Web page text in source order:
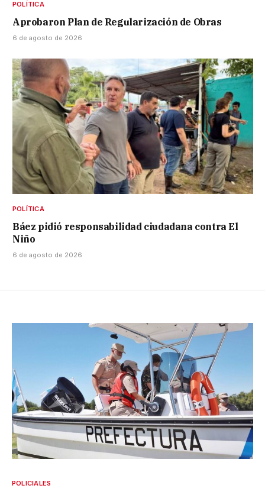
POLÍTICA
Aprobaron Plan de Regularización de Obras
6 de agosto de 2026
POLÍTICA
Báez pidió responsabilidad ciudadana contra El
Niño
6 de agosto de 2026
POLICIALES